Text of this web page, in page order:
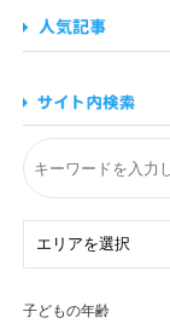
子どもの年齢